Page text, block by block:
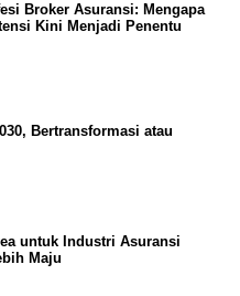
Broker Asuransi: Mengapa
Kini Menjadi Penentu
Bertransformasi atau
untuk Industri Asuransi
Maju